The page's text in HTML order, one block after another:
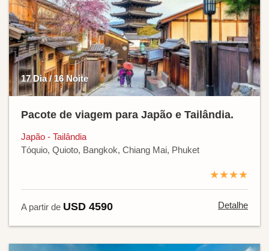
17 Dia / 16 Noite
Pacote de viagem para Japão e Tailândia.
Japão - Tailândia
Tóquio, Quioto, Bangkok, Chiang Mai, Phuket
★★★★
A partir de USD 4590 Detalhe